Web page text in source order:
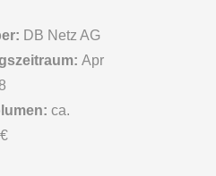
DB Netz AG
Apr
ca.